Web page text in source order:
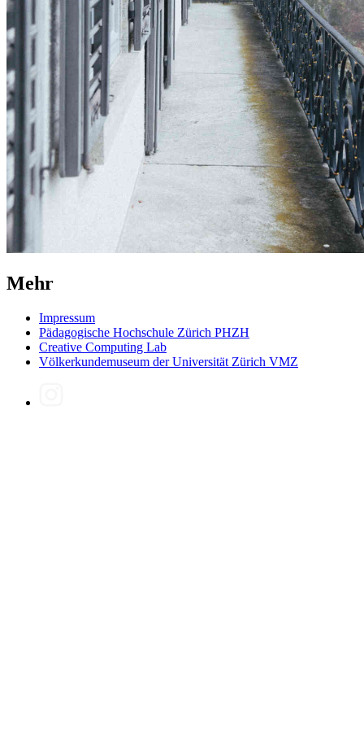
Mehr
Impressum
Pädagogische Hochschule Zürich PHZH
Creative Computing Lab
Völkerkundemuseum der Universität Zürich VMZ